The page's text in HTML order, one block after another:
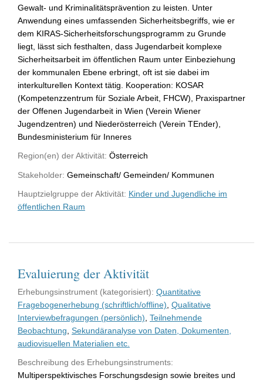
Gewalt- und Kriminalitätsprävention zu leisten. Unter
Anwendung eines umfassenden Sicherheitsbegriffs, wie er
dem KIRAS-Sicherheitsforschungsprogramm zu Grunde
liegt, lässt sich festhalten, dass Jugendarbeit komplexe
Sicherheitsarbeit im öffentlichen Raum unter Einbeziehung
der kommunalen Ebene erbringt, oft ist sie dabei im
interkulturellen Kontext tätig. Kooperation: KOSAR
(Kompetenzzentrum für Soziale Arbeit, FHCW), Praxispartner
der Offenen Jugendarbeit in Wien (Verein Wiener
Jugendzentren) und Niederösterreich (Verein TEnder),
Bundesministerium für Inneres
Region(en) der Aktivität: Österreich
Stakeholder: Gemeinschaft/ Gemeinden/ Kommunen
Hauptzielgruppe der Aktivität: Kinder und Jugendliche im
öffentlichen Raum
Evaluierung der Aktivität
Erhebungsinstrument (kategorisiert): Quantitative
Fragebogenerhebung (schriftlich/offline) Qualitative
Interviewbefragungen (persönlich) Teilnehmende
Beobachtung Sekundäranalyse von Daten, Dokumenten,
audiovisuellen Materialien etc.
Beschreibung des Erhebungsinstruments:
Multiperspektivisches Forschungsdesign sowie breites und